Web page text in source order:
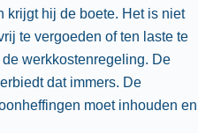
krijgt hij de boete. Het is niet
te vergoeden of ten laste te
werkkostenregeling. De
dat immers. De
moet inhouden en